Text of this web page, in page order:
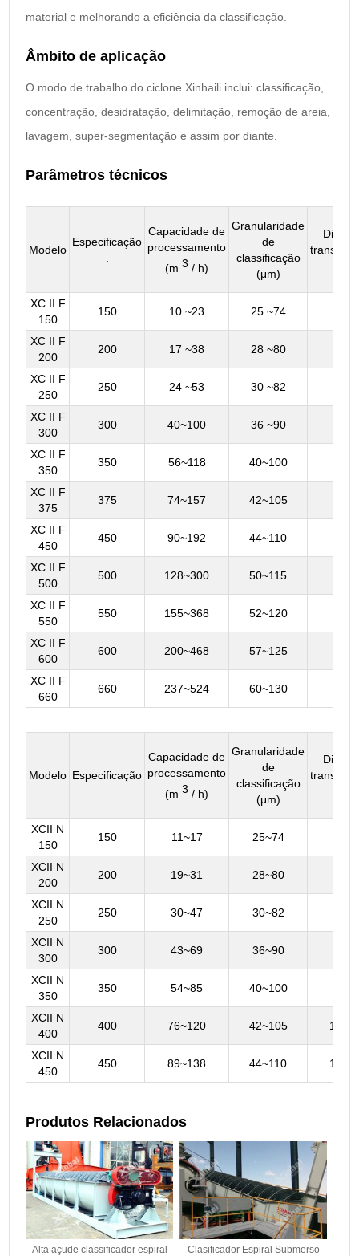
material e melhorando a eficiência da classificação.
Âmbito de aplicação
O modo de trabalho do ciclone Xinhaili inclui: classificação,
concentração, desidratação, delimitação, remoção de areia,
lavagem, super-segmentação e assim por diante.
Parâmetros técnicos
Modelo
Especificação
Capacidade de
processamento
(m3 / h)
Granularidade
de
classificação
(μm)
XC II F
150
150 10 ~23 25 ~74
XC II F
200
200 17 ~38 28 ~80
XC II F
250
250 24 ~53 30 ~82
XC II F
300
300 40~100 36 ~90
XC II F
350
350 56~118 40~100
XC II F
375
375 74~157 42~105
XC II F
450
450 90~192 44~110
XC II F
500
500 128~300 50~115
XC II F
550
550 155~368 52~120
XC II F
600
600 200~468 57~125
XC II F
660
660 237~524 60~130
Modelo Especificação
Capacidade de
processamento
(m3 / h)
Granularidade
de
classificação
(μm)
XCII N
150
150 11~17 25~74
XCII N
200
200 19~31 28~80
XCII N
250
250 30~47 30~82
XCII N
300
300 43~69 36~90
XCII N
350
350 54~85 40~100 86、
XCII N
400
400 76~120 42~105 100
XCII N
450
450 89~138 44~110 100
Produtos Relacionados
Alta açude classificador espiral Clasificador Espiral Submerso